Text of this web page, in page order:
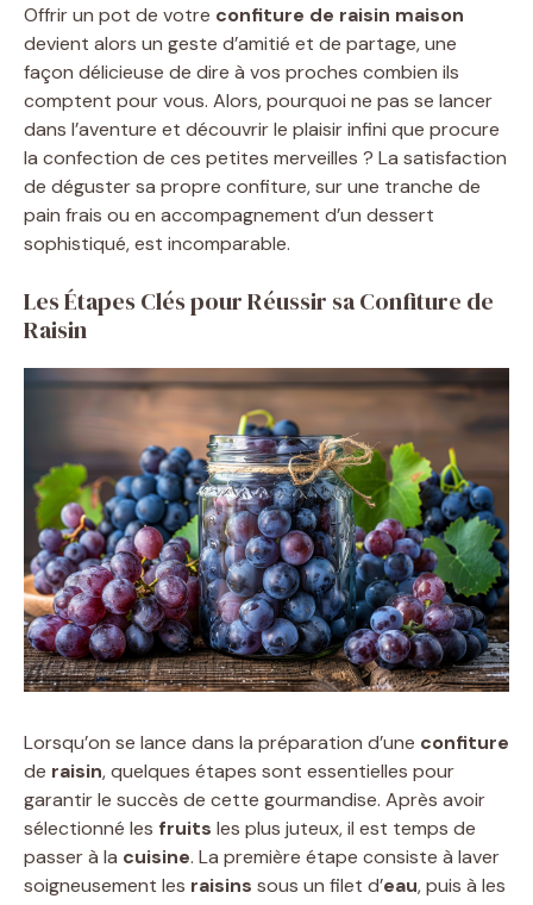
Offrir un pot de votre confiture de raisin maison
devient alors un geste d’amitié et de partage, une
façon délicieuse de dire à vos proches combien ils
comptent pour vous. Alors, pourquoi ne pas se lancer
dans l’aventure et découvrir le plaisir infini que procure
la confection de ces petites merveilles ? La satisfaction
de déguster sa propre confiture, sur une tranche de
pain frais ou en accompagnement d’un dessert
sophistiqué, est incomparable.
Les Étapes Clés pour Réussir sa Confiture de
Raisin
Lorsqu’on se lance dans la préparation d’une confiture
de raisin, quelques étapes sont essentielles pour
garantir le succès de cette gourmandise. Après avoir
sélectionné les fruits les plus juteux, il est temps de
passer à la cuisine. La première étape consiste à laver
soigneusement les raisins sous un filet d’eau, puis à les